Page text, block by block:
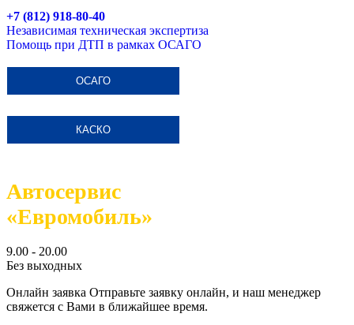
+7 (812) 918-80-40
Независимая техническая экспертиза
Помощь при ДТП в рамках ОСАГО
ОСАГО
КАСКО
Автосервис
«Евромобиль»
9.00 - 20.00
Без выходных
Онлайн заявка Отправьте заявку онлайн, и наш менеджер
свяжется с Вами в ближайшее время.